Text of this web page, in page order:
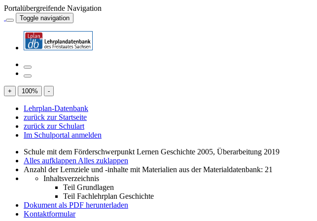
Portalübergreifende Navigation
Toggle navigation
+ 100% -
Lehrplan-Datenbank
zurück zur Startseite
zurück zur Schulart
Im Schulportal anmelden
Schule mit dem Förderschwerpunkt Lernen Geschichte 2005, Überarbeitung 2019
Alles aufklappen Alles zuklappen
Anzahl der Lernziele und -inhalte mit Materialien aus der Materialdatenbank: 21
Inhaltsverzeichnis
Teil Grundlagen
Teil Fachlehrplan Geschichte
Dokument als PDF herunterladen
Kontaktformular